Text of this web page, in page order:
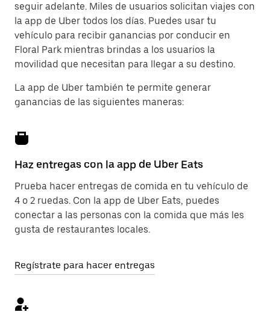
seguir adelante. Miles de usuarios solicitan viajes con
la app de Uber todos los días. Puedes usar tu
vehículo para recibir ganancias por conducir en
Floral Park mientras brindas a los usuarios la
movilidad que necesitan para llegar a su destino.
La app de Uber también te permite generar
ganancias de las siguientes maneras:
Haz entregas con la app de Uber Eats
Prueba hacer entregas de comida en tu vehículo de
4 o 2 ruedas. Con la app de Uber Eats, puedes
conectar a las personas con la comida que más les
gusta de restaurantes locales.
Regístrate para hacer entregas